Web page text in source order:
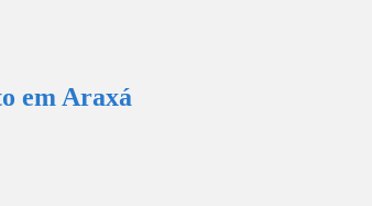
em Araxá